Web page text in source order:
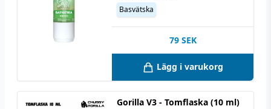
Basvätska
79 SEK
Lägg i varukorg
Gorilla V3 - Tomflaska (10 ml)